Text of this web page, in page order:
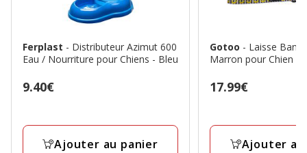
Ferplast - Distributeur Azimut 600
Eau / Nourriture pour Chiens - Bleu
Prix
9.40€
Ajouter au panier
Gotoo - Laisse
Marron pour Chien -
Prix
17.99€
Ajouter